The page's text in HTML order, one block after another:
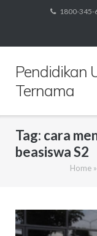
1800-345-
Pendidikan
Ternama
Tag: cara
beasiswa S2
Home »